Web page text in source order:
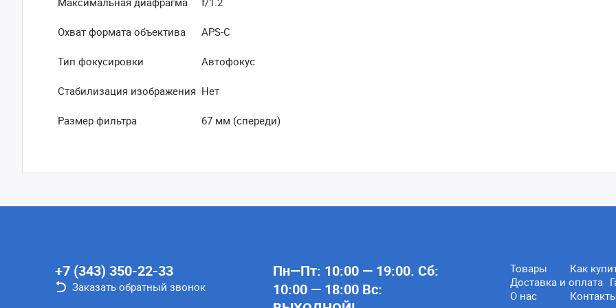
Охват формата объектива APS-C
Тип фокусировки Автофокус
Стабилизация изображения Нет
Размер фильтра 67 мм (спереди)
+7 (343) 350-22-33
Заказать обратный звонок
Пн—Пт: 10:00 — 19:00. Сб:
10:00 — 18:00 Вс:
Товары
Как
Доставка и оплата
О нас